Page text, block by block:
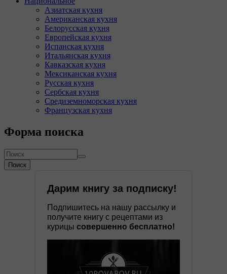
Азиатская кухня
Американская кухня
Белорусская кухня
Европейская кухня
Испанская кухня
Итальянская кухня
Кавказская кухня
Мексиканская кухня
Русская кухня
Сербская кухня
Средиземноморская кухня
Французская кухня
Форма поиска
Поиск
Дарим книгу за подписку!
Подпишитесь на нашу рассылку и
получите книгу с рецептами из
курицы совершенно бесплатно!